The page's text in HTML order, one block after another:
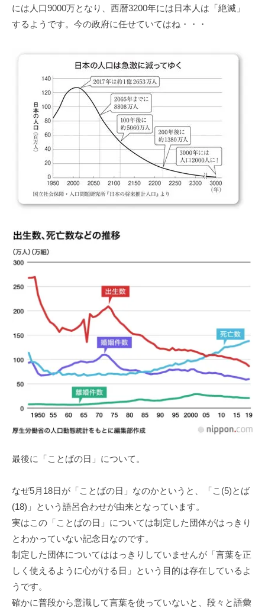
には人口9000万となり、西暦3200年には日本人は「絶滅」
するようです。今の政府に任せていてはね・・・
最後に「ことばの日」について。
なぜ5⽉18⽇が「ことばの⽇」なのかというと、「こ(5)とば
(18)」という語呂合わせが由来となっています。
実はこの「ことばの⽇」については制定した団体がはっきり
とわかっていない記念⽇なのです。
制定した団体についてははっきりしていませんが「⾔葉を正
しく使えるように⼼がける⽇」という⽬的は存在しているよ
うです。
確かに普段から意識して⾔葉を使っていないと、段々と語彙